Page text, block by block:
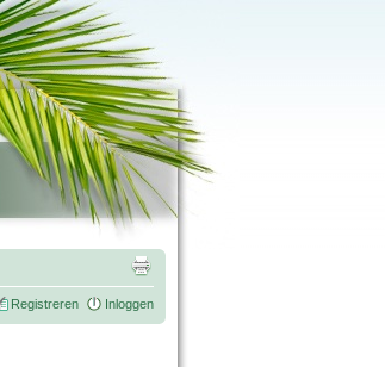
Registreren Inloggen